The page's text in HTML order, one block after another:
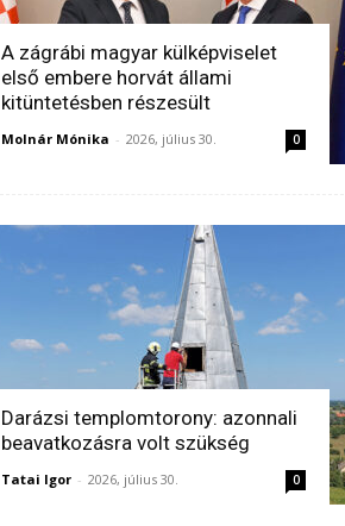
A zágrábi magyar külképviselet
első embere horvát állami
kitüntetésben részesült
Molnár Mónika - 2026, július 30. 0
Darázsi templomtorony: azonnali
beavatkozásra volt szükség
Tatai Igor - 2026, július 30. 0